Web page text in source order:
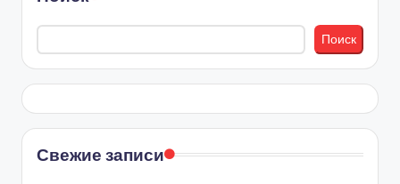
Поиск
Свежие записи